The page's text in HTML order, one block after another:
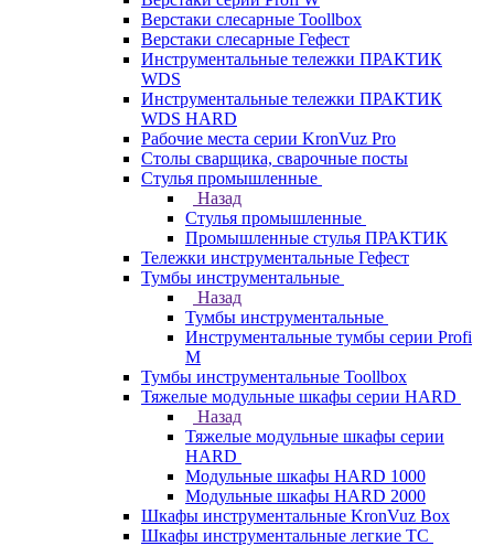
Верстаки слесарные Toollbox
Верстаки слесарные Гефест
Инструментальные тележки ПРАКТИК
WDS
Инструментальные тележки ПРАКТИК
WDS HARD
Рабочие места серии KronVuz Pro
Столы сварщика, сварочные посты
Стулья промышленные
Назад
Стулья промышленные
Промышленные стулья ПРАКТИК
Тележки инструментальные Гефест
Тумбы инструментальные
Назад
Тумбы инструментальные
Инструментальные тумбы серии Profi
M
Тумбы инструментальные Toollbox
Тяжелые модульные шкафы серии HARD
Назад
Тяжелые модульные шкафы серии
HARD
Модульные шкафы HARD 1000
Модульные шкафы HARD 2000
Шкафы инструментальные KronVuz Box
Шкафы инструментальные легкие ТС